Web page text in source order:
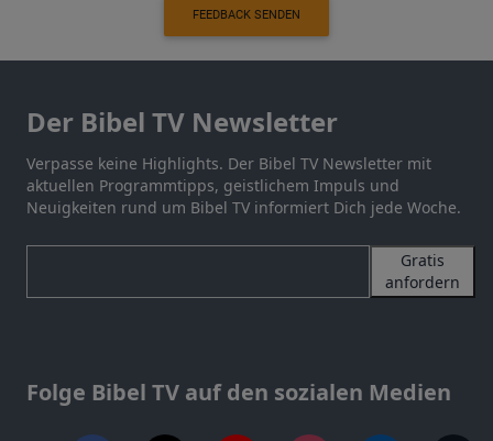
FEEDBACK SENDEN
Der Bibel TV Newsletter
Verpasse keine Highlights. Der Bibel TV Newsletter mit
aktuellen Programmtipps, geistlichem Impuls und
Neuigkeiten rund um Bibel TV informiert Dich jede Woche.
Gratis
anfordern
Folge Bibel TV auf den sozialen Medien